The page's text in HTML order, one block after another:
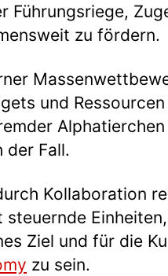
Führungsriege,
zu fördern.
und
der Fall.
Kollaboration
Ziel und für die
zu sein.